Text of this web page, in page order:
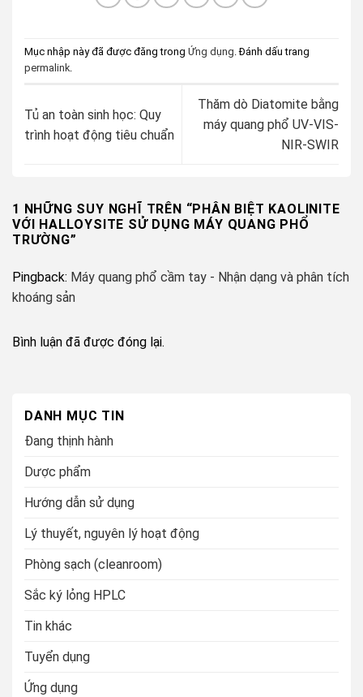
Mục nhập này đã được đăng trong Ứng dụng. Đánh dấu trang
permalink.
Tủ an toàn sinh học: Quy
trình hoạt động tiêu chuẩn
Thăm dò Diatomite bằng
máy quang phổ UV-VIS-
NIR-SWIR
1 NHỮNG SUY NGHĨ TRÊN “PHÂN BIỆT KAOLINITE
VỚI HALLOYSITE SỬ DỤNG MÁY QUANG PHỔ
TRƯỜNG”
Pingback: Máy quang phổ cầm tay - Nhận dạng và phân tích
khoáng sản
Bình luận đã được đóng lại.
DANH MỤC TIN
Đang thịnh hành
Dược phẩm
Hướng dẫn sử dụng
Lý thuyết, nguyên lý hoạt động
Phòng sạch (cleanroom)
Sắc ký lỏng HPLC
Tin khác
Tuyển dụng
Ứng dụng